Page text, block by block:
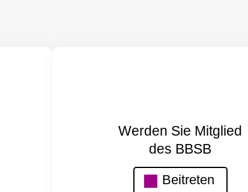
Werden Sie Mitglied
des BBSB
Beitreten